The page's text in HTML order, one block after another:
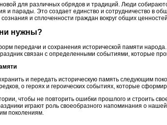
для различных обрядов и традиций. Люди
и парады. Это создает единство и сотрудничество в
и сплоченности граждан вокруг общих
нужны?
передачи и сохранения исторической памяти
связан с определенными событиями, которые
и передать историческую память следующим
о героях и героических событиях, которые
чтобы не повторить ошибки прошлого и строить
играют роль своеобразного напоминания о
поколениям.